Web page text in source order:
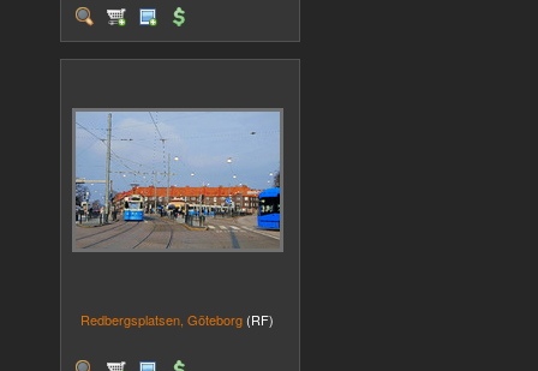
Redbergsplatsen, Göteborg (RF)